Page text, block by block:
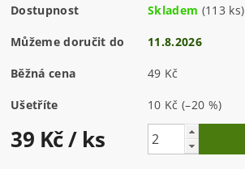
Dostupnost Skladem (113 ks)
Můžeme doručit do 11.8.2026
Běžná cena 49 Kč
Ušetříte 10 Kč(–20 %)
39 Kč/ ks